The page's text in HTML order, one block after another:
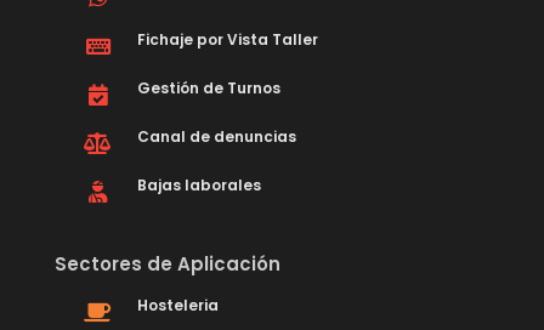
Fichaje por Vista Taller
Gestión de Turnos
Canal de denuncias
Bajas laborales
Sectores de Aplicación
Hosteleria